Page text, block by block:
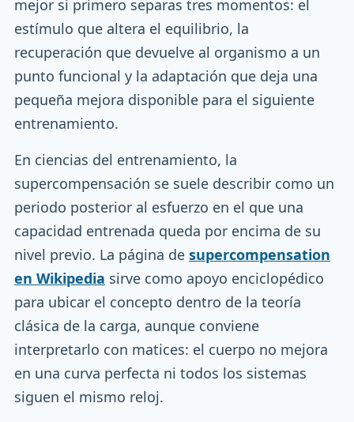
mejor si primero separas tres momentos: el
estímulo que altera el equilibrio, la
recuperación que devuelve al organismo a un
punto funcional y la adaptación que deja una
pequeña mejora disponible para el siguiente
entrenamiento.
En ciencias del entrenamiento, la
supercompensación se suele describir como un
periodo posterior al esfuerzo en el que una
capacidad entrenada queda por encima de su
nivel previo. La página de supercompensation
en Wikipedia sirve como apoyo enciclopédico
para ubicar el concepto dentro de la teoría
clásica de la carga, aunque conviene
interpretarlo con matices: el cuerpo no mejora
en una curva perfecta ni todos los sistemas
siguen el mismo reloj.